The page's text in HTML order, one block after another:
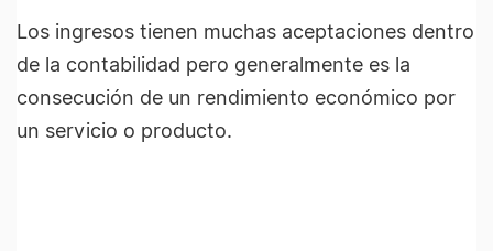
Los ingresos tienen muchas aceptaciones dentro
de la contabilidad pero generalmente es la
consecución de un rendimiento económico por
un servicio o producto.